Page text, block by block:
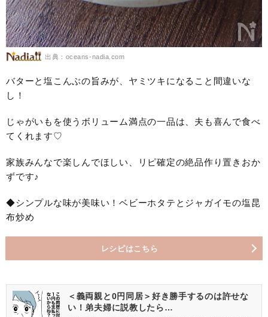
出典：oceans-nadia.com
バターと塩こんぶの旨みが、ヤミツキになること間違いな
し！
じゃがいもを使うボリューム満点の一品は、夫も喜んで食べ
てくれます♡
家族みんなで楽しんでほしい、リピ確定の絶品作り置きおか
ずです♪
◆シンプルな味が美味い！ベビーホタテとジャガイモの塩昆
布炒め
レシピはこちら
＜義両親と0円同居＞好き勝手するのは許せな
い！弟夫婦に説教したら…